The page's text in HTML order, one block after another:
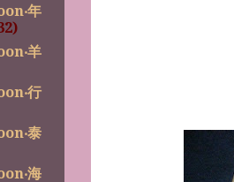
年
羊
行
泰
海